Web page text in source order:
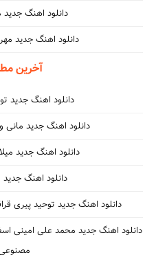
دانلود اهنگ جدید
دانلود اهنگ جدید
آخرین
دانلود اهنگ جدید
دانلود اهنگ جدید
دانلود اهنگ جدید
دانلود اهنگ
دانلود اهنگ جدید توحید پیری
دانلود اهنگ جدید محمد علی امینی